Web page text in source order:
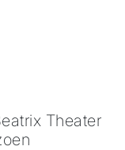
Theater